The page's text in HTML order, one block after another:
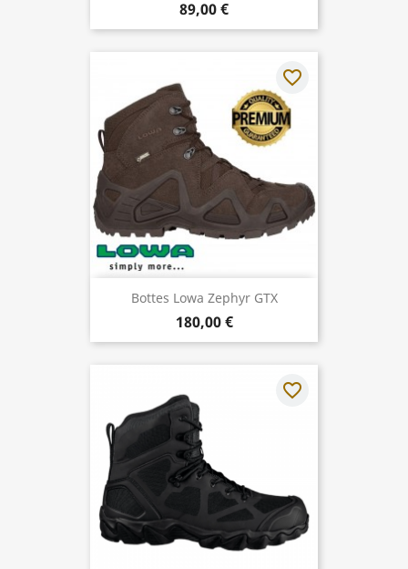
89,00 €
Bottes Lowa Zephyr GTX
180,00 €
favorite_border
favorite_border